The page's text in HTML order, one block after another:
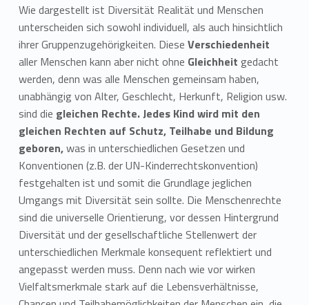
Wie dargestellt ist Diversität Realität und Menschen
unterscheiden sich sowohl individuell, als auch hinsichtlich
ihrer Gruppenzugehörigkeiten. Diese Verschiedenheit
aller Menschen kann aber nicht ohne Gleichheit gedacht
werden, denn was alle Menschen gemeinsam haben,
unabhängig von Alter, Geschlecht, Herkunft, Religion usw.
sind die gleichen Rechte. Jedes Kind wird mit den
gleichen Rechten auf Schutz, Teilhabe und Bildung
geboren,was in unterschiedlichen Gesetzen und
Konventionen (z.B. der UN-Kinderrechtskonvention)
festgehalten ist und somit die Grundlage jeglichen
Umgangs mit Diversität sein sollte. Die Menschenrechte
sind die universelle Orientierung, vor dessen Hintergrund
Diversität und der gesellschaftliche Stellenwert der
unterschiedlichen Merkmale konsequent reflektiert und
angepasst werden muss. Denn nach wie vor wirken
Vielfaltsmerkmale stark auf die Lebensverhältnisse,